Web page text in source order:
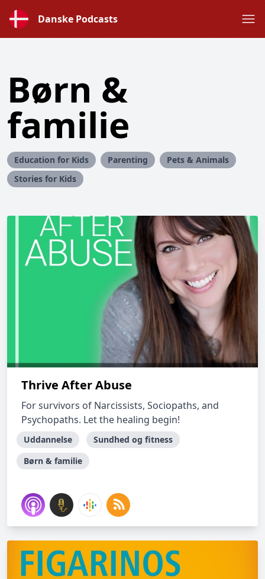
Danske Podcasts
Børn &
familie
Education for Kids Parenting
Pets & Animals
Stories for Kids
Thrive After Abuse
For survivors of Narcissists, Sociopaths, and
Psychopaths. Let the healing begin!
Uddannelse
Sundhed og fitness
Børn & familie